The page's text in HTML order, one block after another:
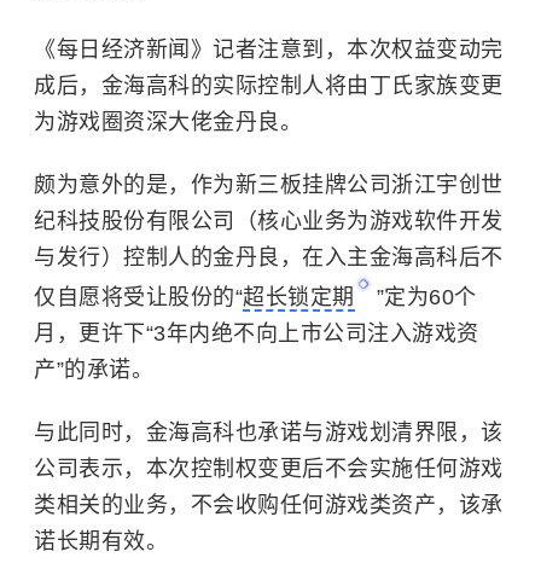
《每日经济新闻》记者注意到，本次权益变动完
成后，金海高科的实际控制人将由丁氏家族变更
为游戏圈资深大佬金丹良。
颇为意外的是，作为新三板挂牌公司浙江宇创世
纪科技股份有限公司（核心业务为游戏软件开发
与发行）控制人的金丹良，在入主金海高科后不
仅自愿将受让股份的“超长锁定期
”定为60个
月，更许下“3年内绝不向上市公司注入游戏资
产”的承诺。
与此同时，金海高科也承诺与游戏划清界限，该
公司表示，本次控制权变更后不会实施任何游戏
类相关的业务，不会收购任何游戏类资产，该承
诺长期有效。